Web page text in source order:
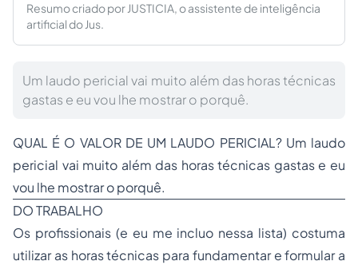
Resumo criado por JUSTICIA, o assistente de inteligência
artificial do Jus.
Um laudo pericial vai muito além das horas técnicas
gastas e eu vou lhe mostrar o porquê.
QUAL É O VALOR DE UM LAUDO PERICIAL? Um laudo
pericial vai muito além das horas técnicas gastas e eu
vou lhe mostrar o porquê.
DO TRABALHO
Os profissionais (e eu me incluo nessa lista) costuma
utilizar as horas técnicas para fundamentar e formular a